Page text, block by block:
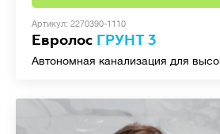
Артикул: 2270390-1110
Евролос ГРУНТ 3
Автономная канализация для